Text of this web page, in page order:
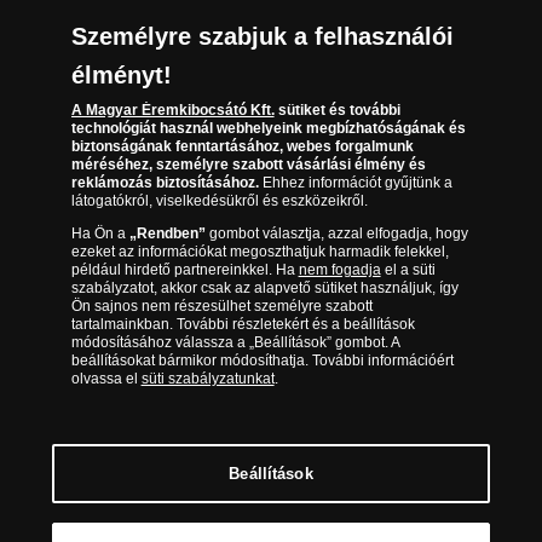
Társaságunkról
Az érmék és érmek ára és értéke
Gyakran ismételt kérdések
Adatkezelés
(díjmentesen hívható hétfőtől csütörtökig 9.00 és
17.00 óra között, péntekenként 9.00 és 15.00 óra
között)
Cégjegyzékszám: 01-09-957944, Adószám: 23275395-2-41 A Társaság a
Magyar Kereskedelmi Engedélyezési Hivatal Nemesfémvizsgáló és
Hitelesítő Hatóság (1089 Budapest, Bláthy Ottó utca 3-5.)
engedélyéhez kötött tevékenységet folytat. Kereskedelmi engedély
Személyre szabjuk a felhasználói
élményt!
A Magyar Éremkibocsátó Kft.sütiket és további
technológiát használ webhelyeink megbízhatóságának és
biztonságának fenntartásához, webes forgalmunk
méréséhez, személyre szabott vásárlási élmény és
reklámozás biztosításához.Ehhez információt gyűjtünk a
látogatókról, viselkedésükről és eszközeikről.
Ha Ön a „Rendben”gombot választja, azzal elfogadja, hogy
ezeket az információkat megoszthatjuk harmadik felekkel,
például hirdető partnereinkkel. Ha nem fogadjael a süti
szabályzatot, akkor csak az alapvető sütiket használjuk, így
Ön sajnos nem részesülhet személyre szabott
tartalmainkban. További részletekért és a beállítások
módosításához válassza a „Beállítások” gombot. A
beállításokat bármikor módosíthatja. További információért
olvassa el süti szabályzatunkat.
Beállítások